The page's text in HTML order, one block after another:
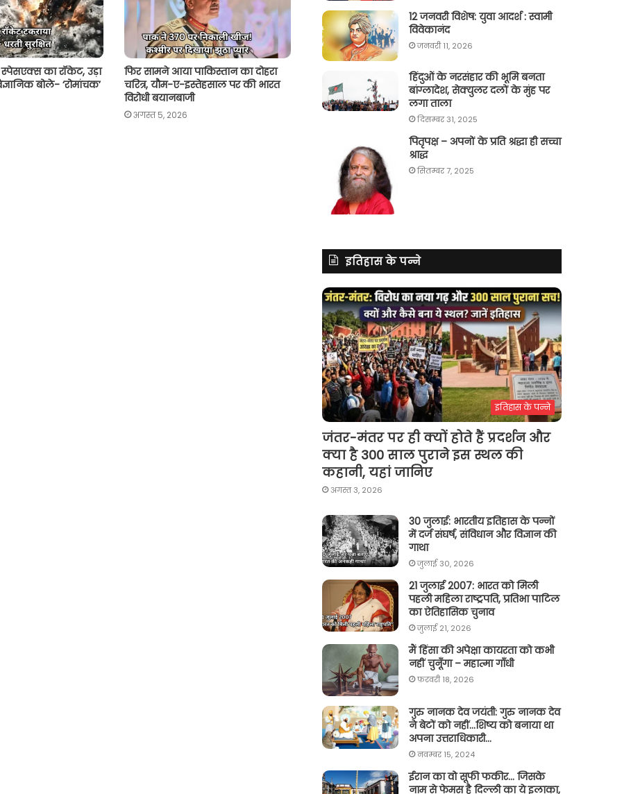
का रॉकेट, उड़ा
बोले- ‘रोमांचक’
फिर सामने आया पाकिस्तान का दोहरा
चरित्र, यौम-ए-इस्तेहसाल पर की भारत
विरोधी बयानबाजी
अगस्त 5, 2026
12 जनवरी विशेष: युवा आदर्श : स्वामी
विवेकानंद
जनवरी 11, 2026
हिंदुओं के नरसंहार की भूमि बनता
बांग्लादेश, सेक्युलर दलों के मुंह पर
लगा ताला
दिसम्बर 31, 2025
पितृपक्ष – अपनों के प्रति श्रद्धा ही सच्चा
श्राद्ध
सितम्बर 7, 2025
इतिहास के पन्ने
इतिहास के पन्ने
जंतर-मंतर पर ही क्यों होते हैं प्रदर्शन और
क्या है 300 साल पुराने इस स्थल की
कहानी, यहां जानिए
अगस्त 3, 2026
30 जुलाई: भारतीय इतिहास के पन्नों
में दर्ज संघर्ष, संविधान और विज्ञान की
गाथा
जुलाई 30, 2026
21 जुलाई 2007: भारत को मिली
पहली महिला राष्ट्रपति, प्रतिभा पाटिल
का ऐतिहासिक चुनाव
जुलाई 21, 2026
मैं हिंसा की अपेक्षा कायरता को कभी
नहीं चुनूँगा – महात्मा गाँधी
फ़रवरी 18, 2026
गुरु नानक देव जयंती: गुरु नानक देव
ने बेटों को नहीं…शिष्य को बनाया था
अपना उत्तराधिकारी…
नवम्बर 15, 2024
ईरान का वो सूफी फकीर… जिसके
नाम से फेमस है दिल्ली का ये इलाका,